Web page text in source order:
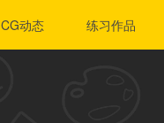
CG动态 练习作品